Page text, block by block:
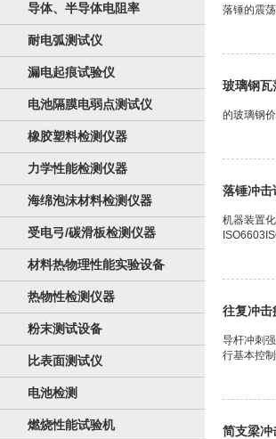
导体、半导体电阻率
耐电弧测试仪
漏电起痕试验仪
电池隔膜电弱点测试仪
橡胶塑料检测仪器
力学性能检测仪器
海绵泡沫材料检测仪器
受电弓/碳滑板检测仪器
材料热物理性能实验设备
热物性检测仪器
粉末测试设备
比表面测试仪
电池检测
燃烧性能试验机
落锤的震
玻璃钢瓦
的玻璃钢
落锤冲击
机器装置
往复冲击
导杆冲刺
行基本控
简支梁冲